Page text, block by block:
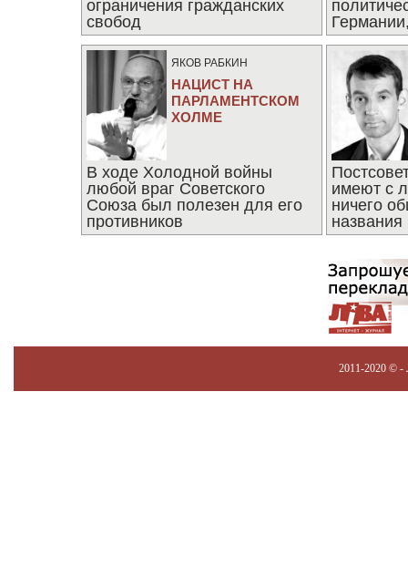
ограничения гражданских
свобод
ЯКОВ РАБКИН
НАЦИСТ НА
ПАРЛАМЕНТСКОМ
ХОЛМЕ
В ходе Холодной войны
любой враг Советского
Союза был полезен для его
противников
имеют с
ничего
названия
2011-2020 © -